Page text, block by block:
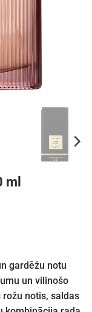
ml
gardēžu notu
un vilinošo
notis, saldas